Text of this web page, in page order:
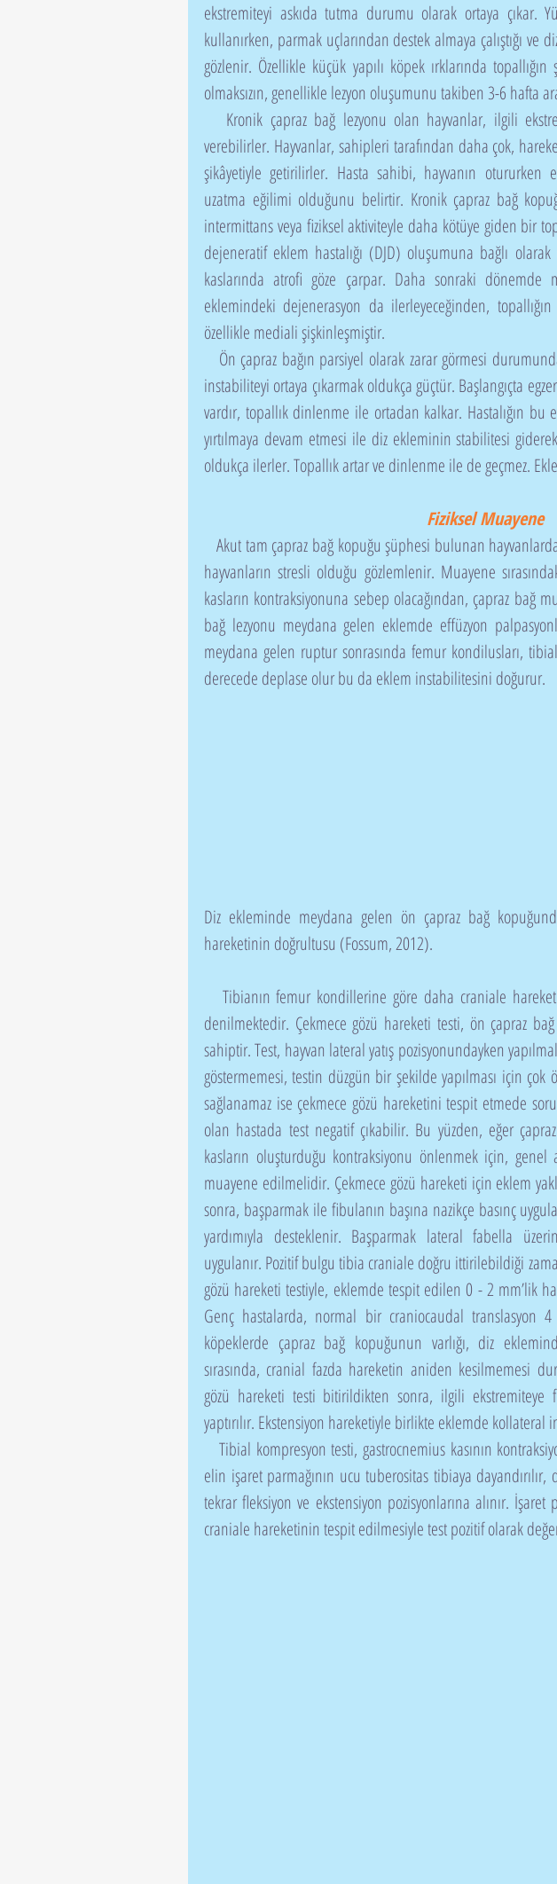
ekstremiteyi askıda tutma durumu olarak ortaya çıkar.
kullanırken, parmak uçlarından destek almaya çalıştığı ve
gözlenir. Özellikle küçük yapılı köpek ırklarında
olmaksızın, genellikle lezyon oluşumunu takiben 3-6 hafta
verebilirler. Hayvanlar, sahipleri tarafından daha çok,
şikâyetiyle getirilirler. Hasta sahibi, hayvanın otururken
uzatma eğilimi olduğunu belirtir. Kronik çapraz bağ
intermittans veya fiziksel aktiviteyle daha kötüye giden bir
dejeneratif eklem hastalığı (DJD) oluşumuna bağlı
kaslarında atrofi göze çarpar. Daha sonraki dönemde
eklemindeki dejenerasyon da ilerleyeceğinden,
özellikle mediali şişkinleşmiştir.
instabiliteyi ortaya çıkarmak oldukça güçtür. Başlangıçta
vardır, topallık dinlenme ile ortadan kalkar. Hastalığın bu
yırtılmaya devam etmesi ile diz ekleminin stabilitesi
oldukça ilerler. Topallık artar ve dinlenme ile de geçmez.
Fiziksel Muayene
hayvanların stresli olduğu gözlemlenir. Muayene
kasların kontraksiyonuna sebep olacağından, çapraz bağ
bağ lezyonu meydana gelen eklemde effüzyon
meydana gelen ruptur sonrasında femur kondilusları,
derecede deplase olur bu da eklem instabilitesini doğurur.
Diz ekleminde meydana gelen ön çapraz bağ
hareketinin doğrultusu (Fossum, 2012).
denilmektedir. Çekmece gözü hareketi testi, ön çapraz
sahiptir. Test, hayvan lateral yatış pozisyonundayken
göstermemesi, testin düzgün bir şekilde yapılması için
sağlanamaz ise çekmece gözü hareketini tespit etmede
olan hastada test negatif çıkabilir. Bu yüzden, eğer
kasların oluşturduğu kontraksiyonu önlenmek için, genel
muayene edilmelidir. Çekmece gözü hareketi için eklem
sonra, başparmak ile fibulanın başına nazikçe basınç
yardımıyla desteklenir. Başparmak lateral fabella
uygulanır. Pozitif bulgu tibia craniale doğru ittirilebildiği
gözü hareketi testiyle, eklemde tespit edilen 0 - 2 mm’lik
Genç hastalarda, normal bir craniocaudal translasyon
köpeklerde çapraz bağ kopuğunun varlığı, diz
sırasında, cranial fazda hareketin aniden kesilmemesi
gözü hareketi testi bitirildikten sonra, ilgili ekstremiteye
yaptırılır. Ekstensiyon hareketiyle birlikte eklemde
elin işaret parmağının ucu tuberositas tibiaya
tekrar fleksiyon ve ekstensiyon pozisyonlarına alınır.
craniale hareketinin tespit edilmesiyle test pozitif olarak